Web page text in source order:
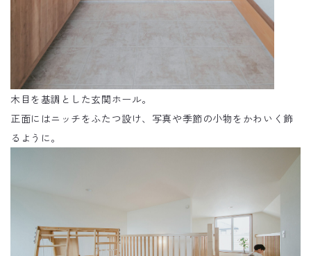
木目を基調とした玄関ホール。
正面にはニッチをふたつ設け、写真や季節の小物をかわいく飾
るように。